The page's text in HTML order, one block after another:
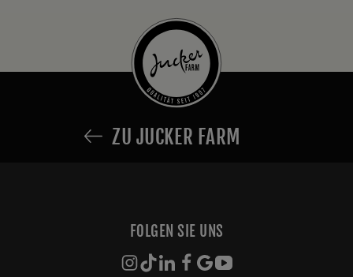
ZU JUCKER FARM
FOLGEN SIE UNS